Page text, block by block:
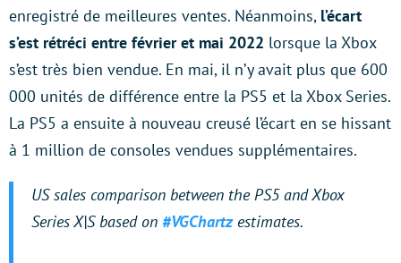
enregistré de meilleures ventes. Néanmoins, l’écart
s’est rétréci entre février et mai 2022 lorsque la Xbox
s’est très bien vendue. En mai, il n’y avait plus que 600
000 unités de différence entre la PS5 et la Xbox Series.
La PS5 a ensuite à nouveau creusé l’écart en se hissant
à 1 million de consoles vendues supplémentaires.
US sales comparison between the PS5 and Xbox
Series X|S based on #VGChartzestimates.